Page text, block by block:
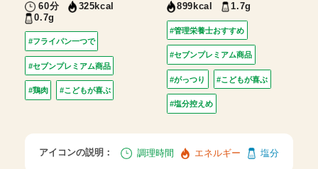
60分
325kcal
0.7g
#フライパン一つで
#セブンプレミアム商品
#鶏肉 #こどもが喜ぶ
899kcal 1.7g
#管理栄養士おすすめ
#セブンプレミアム商品
#がっつり #こどもが喜ぶ
#塩分控えめ
アイコンの説明： 調理時間 エネルギー 塩分